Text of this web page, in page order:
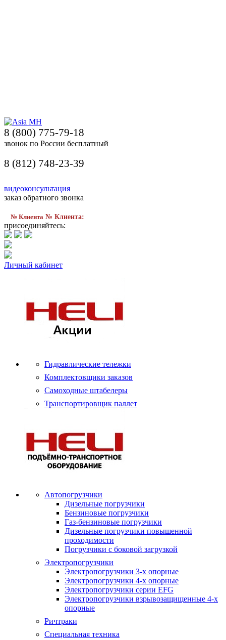
8 (800) 775-79-18
звонок по России бесплатный
8 (812) 748-23-39
видеоконсультация
заказ обратного звонка
№ Клиента № Клиента:
присоединяйтесь:
Личный кабинет
Гидравлические тележки
Комплектовщики заказов
Самоходные штабелеры
Транспортировщик паллет
Автопогрузчики
Дизельные погрузчики
Бензиновые погрузчики
Газ-бензиновые погрузчики
Дизельные погрузчики повышенной
проходимости
Погрузчики с боковой загрузкой
Электропогрузчики
Электропогрузчики 3-х опорные
Электропогрузчики 4-х опорные
Электропогрузчики серии EFG
Электропогрузчики взрывозащищенные 4-х
опорные
Ричтраки
Специальная техника